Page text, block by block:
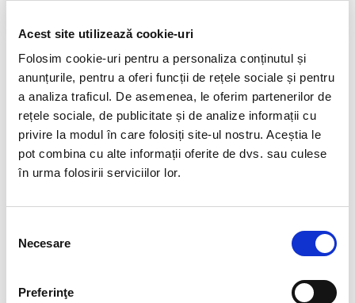
Acest site utilizează cookie-uri
Folosim cookie-uri pentru a personaliza conținutul și
anunțurile, pentru a oferi funcții de rețele sociale și pentru
a analiza traficul. De asemenea, le oferim partenerilor de
rețele sociale, de publicitate și de analize informații cu
privire la modul în care folosiți site-ul nostru. Aceștia le
pot combina cu alte informații oferite de dvs. sau culese
în urma folosirii serviciilor lor.
consimțământului
Necesare
Preferinţe
DESCRIERE PRODUS
Cristal natural 100 %.
Cristal Unicat. Veti primi exact produsul din imagine.
Prezinta imperfectiuni.
Culoarea poate diferi usor, in functie de rezolutia